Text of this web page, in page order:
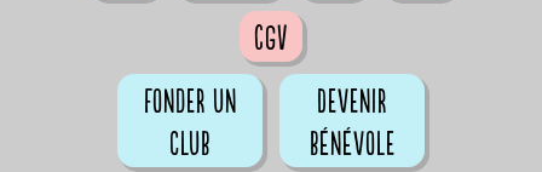
CGV
Fonder un
club
Devenir
bénévole